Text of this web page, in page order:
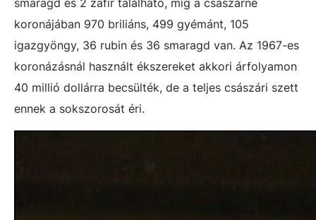
smaragd és 2 zafír található, míg a császárné
koronájában 970 briliáns, 499 gyémánt, 105
igazgyöngy, 36 rubin és 36 smaragd van. Az 1967-es
koronázásnál használt ékszereket akkori árfolyamon
40 millió dollárra becsülték, de a teljes császári szett
ennek a sokszorosát éri.